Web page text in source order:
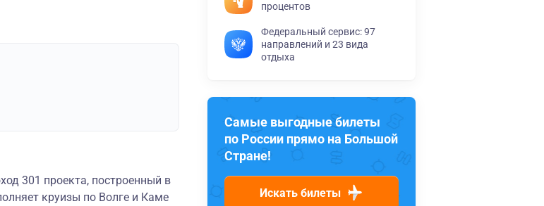
301 проекта, построенный в
круизы по Волге и Каме
процентов
Федеральный сервис: 97
направлений и 23 вида
отдыха
Самые выгодные билеты
по России прямо на Большой
Стране!
Искать билеты